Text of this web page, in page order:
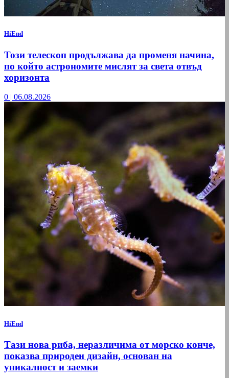
HiEnd
Този телескоп продължава да променя начина,
по който астрономите мислят за света отвъд
хоризонта
0 | 06.08.2026
HiEnd
Тази нова риба, неразличима от морско конче,
показва природен дизайн, основан на
уникалност и заемки